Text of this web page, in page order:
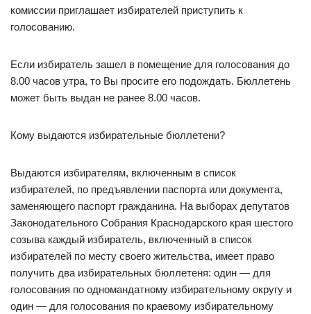
комиссии приглашает избирателей приступить к
голосованию.
Если избиратель зашел в помещение для голосования до
8.00 часов утра, то Вы просите его подождать. Бюллетень
может быть выдан не ранее 8.00 часов.
Кому выдаются избирательные бюллетени?
Выдаются избирателям, включенным в список
избирателей, по предъявлении паспорта или документа,
заменяющего паспорт гражданина. На выборах депутатов
Законодательного Собрания Краснодарского края шестого
созыва каждый избиратель, включенный в список
избирателей по месту своего жительства, имеет право
получить два избирательных бюллетеня: один — для
голосования по одномандатному избирательному округу и
один — для голосования по краевому избирательному